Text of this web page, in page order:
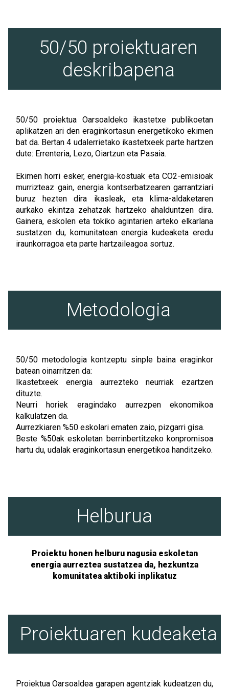
50/50 proiektuaren
deskribapena
50/50 proiektua Oarsoaldeko ikastetxe publikoetan
aplikatzen ari den eraginkortasun energetikoko ekimen
bat da. Bertan 4 udalerrietako ikastetxeek parte hartzen
dute: Errenteria, Lezo, Oiartzun eta Pasaia.
Ekimen horri esker, energia-kostuak eta CO2-emisioak
murrizteaz gain, energia kontserbatzearen garrantziari
buruz hezten dira ikasleak, eta klima-aldaketaren
aurkako ekintza zehatzak hartzeko ahalduntzen dira.
Gainera, eskolen eta tokiko agintarien arteko elkarlana
sustatzen du, komunitatean energia kudeaketa eredu
iraunkorragoa eta parte hartzaileagoa sortuz.
Metodologia
50/50 metodologia kontzeptu sinple baina eraginkor
batean oinarritzen da:
Ikastetxeek energia aurrezteko neurriak ezartzen
dituzte.
Neurri horiek eragindako aurrezpen ekonomikoa
kalkulatzen da.
Aurrezkiaren %50 eskolari ematen zaio, pizgarri gisa.
Beste %50ak eskoletan berrinbertitzeko konpromisoa
hartu du, udalak eraginkortasun energetikoa handitzeko.
Helburua
Proiektu honen helburu nagusia eskoletan
energia aurreztea sustatzea da, hezkuntza
komunitatea aktiboki inplikatuz
Proiektuaren kudeaketa
Proiektua Oarsoaldea garapen agentziak kudeatzen du,